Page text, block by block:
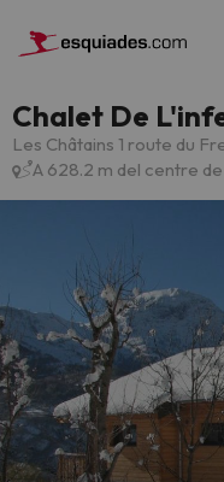
Chalet De
Les Châtains 1 route du
A 628.2 m del centre